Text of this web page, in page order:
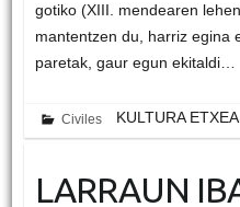
gotiko (XIII. mendearen
mantentzen du, harriz egina
paretak, gaur egun ekitaldi…
Civiles KULTURA ETXEA
LARRAUN